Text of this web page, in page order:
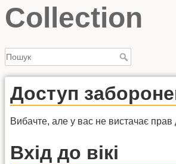
Collection
Доступ
Вибачте, але у вас не вистачає
Вхід до вікі